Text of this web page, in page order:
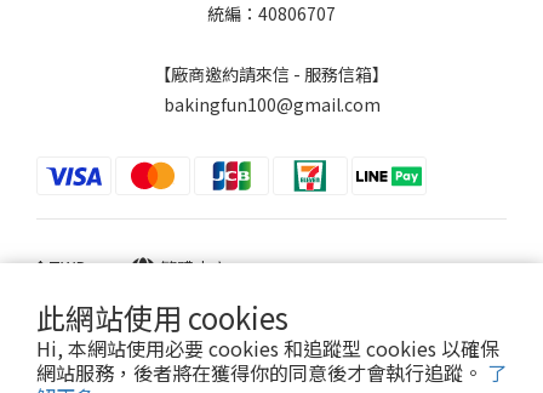
此網站使用 cookies
Hi, 本網站使用必要 cookies 和追蹤型 cookies 以確保
網站服務，後者將在獲得你的同意後才會執行追蹤。 了
統編：40806707
【廠商邀約請來信 - 服務信箱】
bakingfun100@gmail.com
$TWD 繁體中文